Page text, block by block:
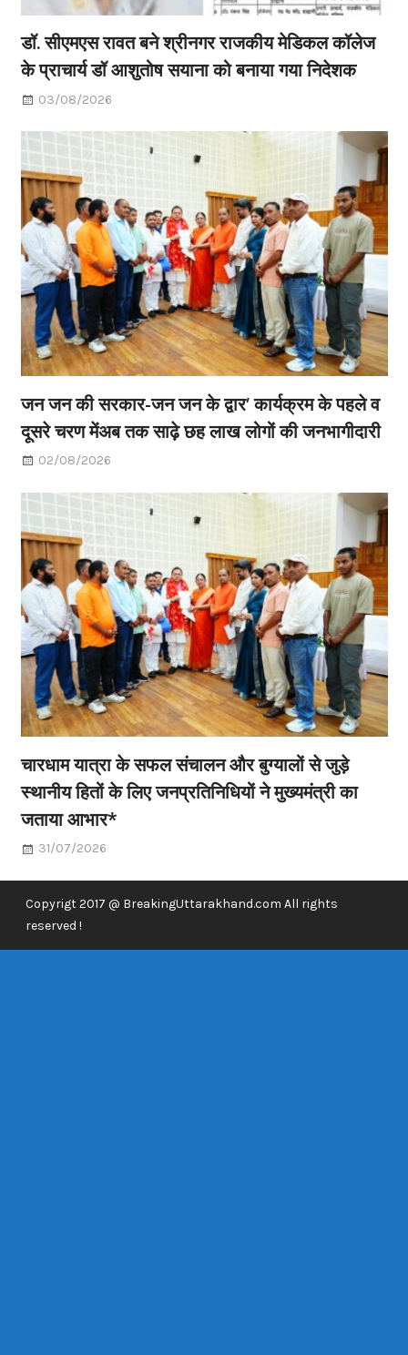
डॉ. सीएमएस रावत बने श्रीनगर राजकीय मेडिकल कॉलेज
के प्राचार्य डॉ आशुतोष सयाना को बनाया गया निदेशक
03/08/2026
जन जन की सरकार-जन जन के द्वार’ कार्यक्रम के पहले व
दूसरे चरण मेंअब तक साढ़े छह लाख लोगों की जनभागीदारी
02/08/2026
चारधाम यात्रा के सफल संचालन और बुग्यालों से जुड़े
स्थानीय हितों के लिए जनप्रतिनिधियों ने मुख्यमंत्री का
जताया आभार*
31/07/2026
Copyrigt 2017 @ BreakingUttarakhand.com All rights
reserved !